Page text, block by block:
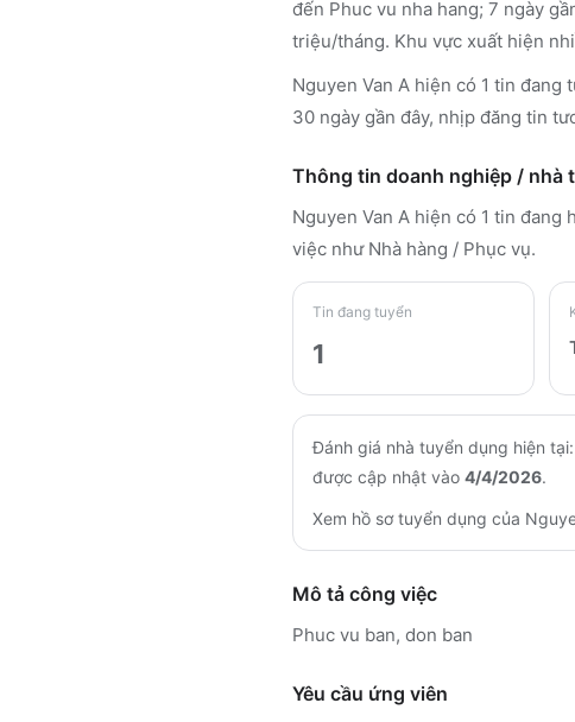
đến Phuc vu nha hang; 7 ngày
triệu/tháng. Khu vực xuất hiện
Nguyen Van A hiện có 1 tin
30 ngày gần đây, nhịp đăng tin
Thông tin doanh nghiệp / nhà
Nguyen Van A hiện có 1 tin đang
việc như Nhà hàng / Phục vụ.
Tin đang tuyển
1
Đánh giá nhà tuyển dụng hiện tại:
được cập nhật vào 4/4/2026.
Xem hồ sơ tuyển dụng của
Mô tả công việc
Phuc vu ban, don ban
Yêu cầu ứng viên